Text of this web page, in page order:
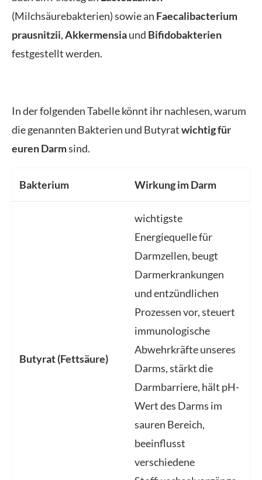
(Milchsäurebakterien) sowie an Faecalibacterium
prausnitzii,Akkermensiaund Bifidobakterien
festgestellt werden.
In der folgenden Tabelle könnt ihr nachlesen, warum
die genannten Bakterien und Butyratwichtig für
euren Darmsind.
Bakterium Wirkung im Darm
Butyrat (Fettsäure)
wichtigste
Energiequelle für
Darmzellen, beugt
Darmerkrankungen
und entzündlichen
Prozessen vor, steuert
immunologische
Abwehrkräfte unseres
Darms, stärkt die
Darmbarriere, hält pH-
Wert des Darms im
sauren Bereich,
beeinflusst
verschiedene